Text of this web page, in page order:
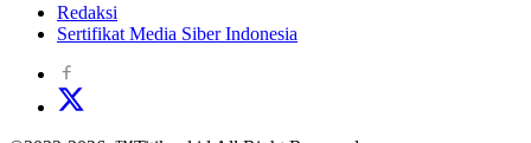
Redaksi
Sertifikat Media Siber Indonesia